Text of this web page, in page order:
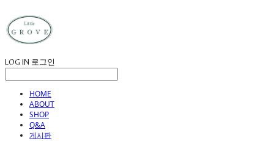
LOG IN 로그인
HOME
ABOUT
SHOP
Q&A
게시판